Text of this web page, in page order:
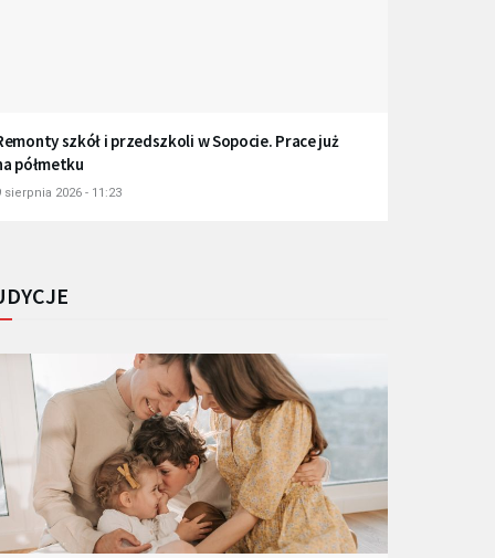
szkół i przedszkoli w Sopocie. Prace już
półmetku
sierpnia 2026 - 11:23